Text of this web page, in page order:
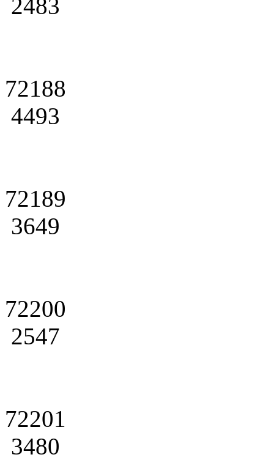
2483
72188
4493
72189
3649
72200
2547
72201
3480